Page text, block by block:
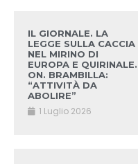
IL GIORNALE. LA
LEGGE SULLA CACCIA
NEL MIRINO DI
EUROPA E QUIRINALE.
ON. BRAMBILLA:
“ATTIVITÀ DA
ABOLIRE”
1 Luglio 2026